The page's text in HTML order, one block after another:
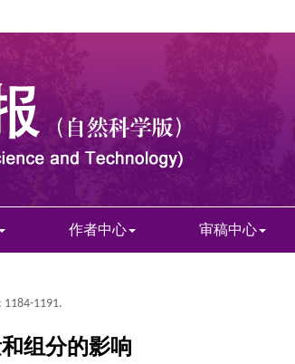
作者中心 审稿中心
: 1184-1191.
组分的影响